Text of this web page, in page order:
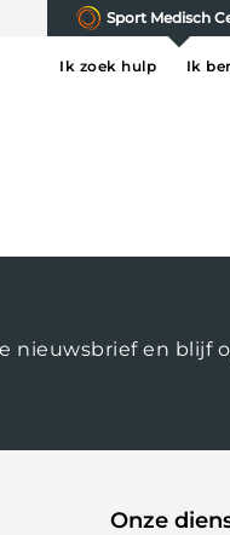
Sport Medisch
Ik zoek hulp Ik
nieuwsbrief en
Onze